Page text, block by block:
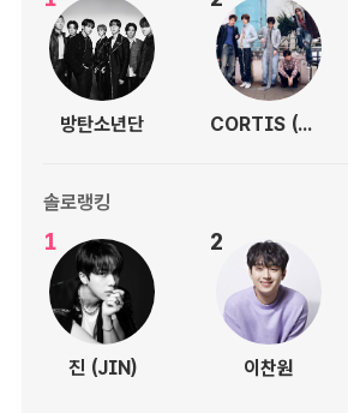
방탄소년단 CORTIS (코르티스)
솔로랭킹
1
진 (JIN)
2
이찬원